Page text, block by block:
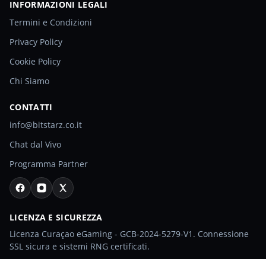
INFORMAZIONI LEGALI
Termini e Condizioni
Privacy Policy
Cookie Policy
Chi Siamo
CONTATTI
info@bitstarz.co.it
Chat dal Vivo
Programma Partner
LICENZA E SICUREZZA
Licenza Curaçao eGaming - GCB-2024-5279-V1. Connessione
SSL sicura e sistemi RNG certificati.